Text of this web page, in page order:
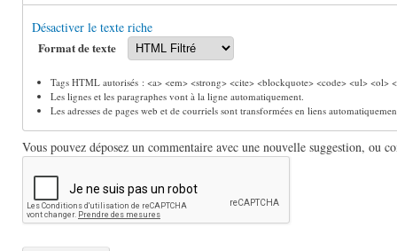
Désactiver le texte riche
Format de texte
Tags HTML autorisés : <a> <em> <strong> <cite> <blockquote> <code> <ul>
Les lignes et les paragraphes vont à la ligne automatiquement.
Les adresses de pages web et de courriels sont transformées en liens
Vous pouvez déposez un commentaire avec une nouvelle suggestion, ou